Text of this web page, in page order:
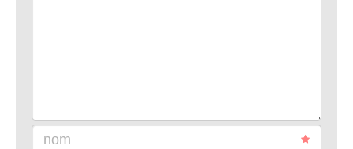
nom